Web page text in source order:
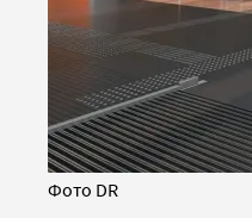
Фото DR